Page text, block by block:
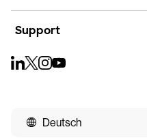
Support
Deutsch